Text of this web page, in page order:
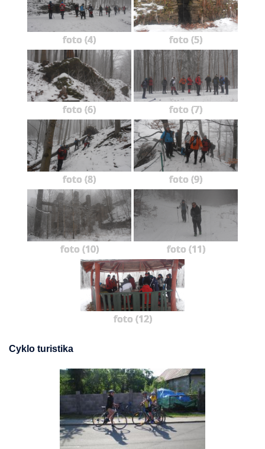
foto (4) foto (5)
foto (6) foto (7)
foto (8) foto (9)
foto (10) foto (11)
foto (12)
Cyklo turistika